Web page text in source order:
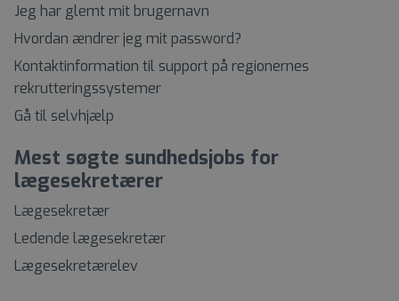
Jeg har glemt mit brugernavn
Hvordan ændrer jeg mit password?
Kontaktinformation til support på regionernes
rekrutteringssystemer
Gå til selvhjælp
Mest søgte sundhedsjobs for
lægesekretærer
Lægesekretær
Ledende lægesekretær
Lægesekretærelev